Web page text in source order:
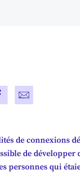
window
New window
de connexions
de développer
personnes qui